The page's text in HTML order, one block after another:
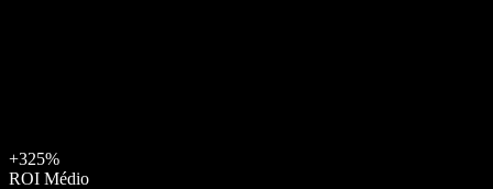
+325%
ROI Médio